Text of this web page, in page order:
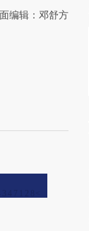
编辑：邓舒方